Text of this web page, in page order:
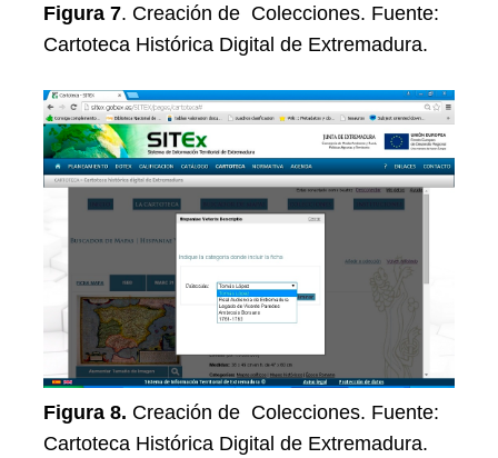
Figura 7. Creación de Colecciones. Fuente:
Cartoteca Histórica Digital de Extremadura.
Figura 8. Creación de Colecciones. Fuente:
Cartoteca Histórica Digital de Extremadura.